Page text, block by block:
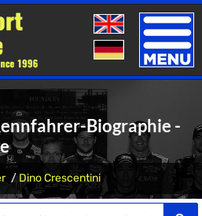
Toggle
Biographie -
Dino Crescentini